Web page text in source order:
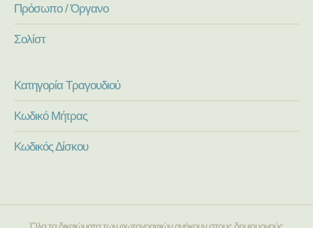
Πρόσωπο / Όργανο
Σολίστ
Κατηγορία Τραγουδιού
Κωδικό Μήτρας
Κωδικός Δίσκου